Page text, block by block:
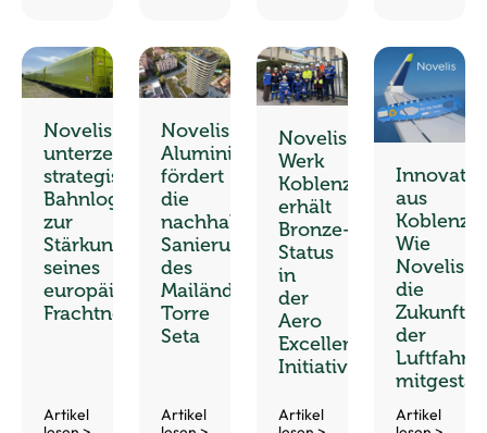
Novelis
unterzeichnet
strategischen
Bahnlogistikvertrag
zur
Stärkung
seines
europäischen
Frachtnetzwerks
Artikel
Novelis
Aluminium
fördert
die
nachhaltige
Sanierung
des
Mailänder
Torre
Seta
Artikel
Novelis-
Werk
Koblenz
erhält
Bronze-
Status
in
der
Aero
Excellence
Initiative
Artikel
aus
Koblenz:
Wie
Novelis
die
Zukunft
der
Luftfahrt
Artikel